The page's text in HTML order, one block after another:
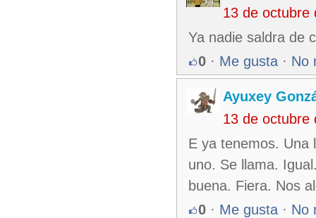
13 de octubre
Ya nadie saldra de
0 · Me gusta · No
Ayuxey
13 de octubre
E ya tenemos. Una
uno. Se llama.
buena. Fiera. Nos
0 · Me gusta · No